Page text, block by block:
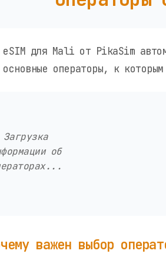
eSIM для Mali от PikaSim
основные операторы, к
Загрузка
об
важен выбор